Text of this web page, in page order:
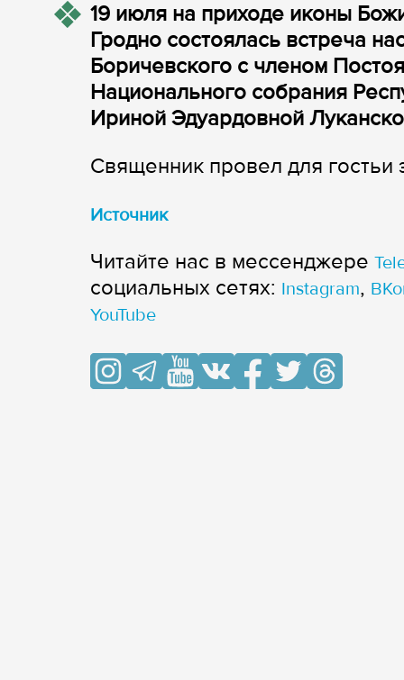
19 июля на приходе иконы
Гродно состоялась встреча
Боричевского с членом
Национального собрания
Ириной Эдуардовной
Священник провел для
Источник
Читайте нас в мессенджере
cоциальных сетях: Instagram,
YouTube